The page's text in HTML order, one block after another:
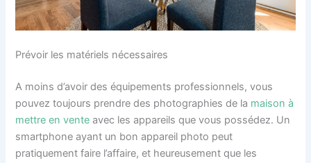
Prévoir les matériels nécessaires
A moins d’avoir des équipements professionnels, vous
pouvez toujours prendre des photographies de la maison à
mettre en vente avec les appareils que vous possédez. Un
smartphone ayant un bon appareil photo peut
pratiquement faire l’affaire, et heureusement que les